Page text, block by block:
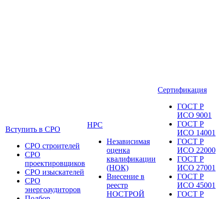
Вступить в СРО
СРО строителей
СРО
проектировщиков
СРО изыскателей
СРО
энергоаудиторов
НРС
Независимая
оценка
квалификации
(НОК)
Внесение в
реестр
НОСТРОЙ
Сертификация
ГОСТ Р
ИСО 9001
ГОСТ Р
ИСО 14001
ГОСТ Р
ИСО 22000
ГОСТ Р
ИСО 27001
ГОСТ Р
ИСО 45001
ГОСТ Р